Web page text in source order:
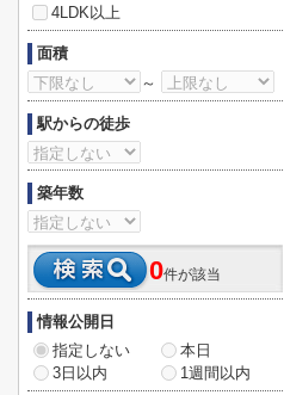
4LDK以上
面積
～
駅からの徒歩
築年数
0件が該当
情報公開日
指定しない
本日
3日以内
1週間以内